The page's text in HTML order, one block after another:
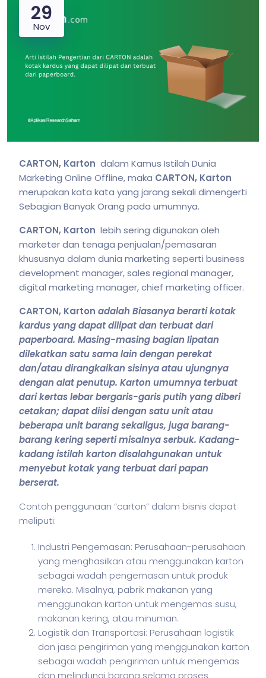
29
Nov
CARTON, Karton dalam Kamus Istilah Dunia
Marketing Online Offline, maka CARTON, Karton
merupakan kata kata yang jarang sekali dimengerti
Sebagian Banyak Orang pada umumnya.
CARTON, Karton lebih sering digunakan oleh
marketer dan tenaga penjualan/pemasaran
khususnya dalam dunia marketing seperti business
development manager, sales regional manager,
digital marketing manager, chief marketing officer.
CARTON, Karton adalah Biasanya berarti kotak
kardus yang dapat dilipat dan terbuat dari
paperboard. Masing-masing bagian lipatan
dilekatkan satu sama lain dengan perekat
dan/atau dirangkaikan sisinya atau ujungnya
dengan alat penutup. Karton umumnya terbuat
dari kertas lebar bergaris-garis putih yang diberi
cetakan; dapat diisi dengan satu unit atau
beberapa unit barang sekaligus, juga barang-
barang kering seperti misalnya serbuk. Kadang-
kadangistilah karton disalahgunakan untuk
menyebut kotak yang terbuat dari papan
berserat.
Contoh penggunaan “carton” dalam bisnis dapat
meliputi:
Industri Pengemasan: Perusahaan-perusahaan
yang menghasilkan atau menggunakan karton
sebagai wadah pengemasan untuk produk
mereka. Misalnya, pabrik makanan yang
menggunakan karton untuk mengemas susu,
makanan kering, atau minuman.
Logistik dan Transportasi: Perusahaan logistik
dan jasa pengiriman yang menggunakan karton
sebagai wadah pengiriman untuk mengemas
dan melindungi barang selama proses